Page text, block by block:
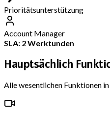
Prioritätsunterstützung
Account Manager
SLA: 2 Werktunden
Hauptsächlich
Alle wesentlichen Funktionen